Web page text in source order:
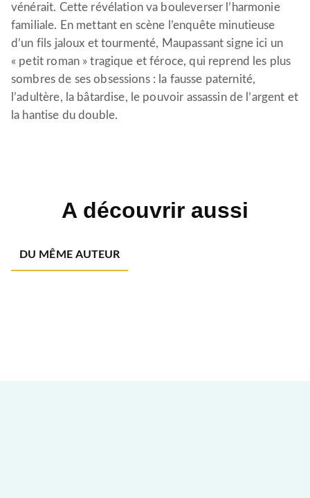
vénérait. Cette révélation va bouleverser l’harmonie
familiale. En mettant en scène l’enquête minutieuse
d’un fils jaloux et tourmenté, Maupassant signe ici un
« petit roman » tragique et féroce, qui reprend les plus
sombres de ses obsessions : la fausse paternité,
l’adultère, la bâtardise, le pouvoir assassin de l’argent et
la hantise du double.
A découvrir aussi
DU MÊME AUTEUR